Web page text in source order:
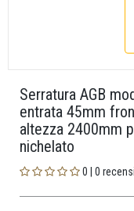
Serratura AGB
entrata 45mm
altezza 2400mm
nichelato
0 | 0